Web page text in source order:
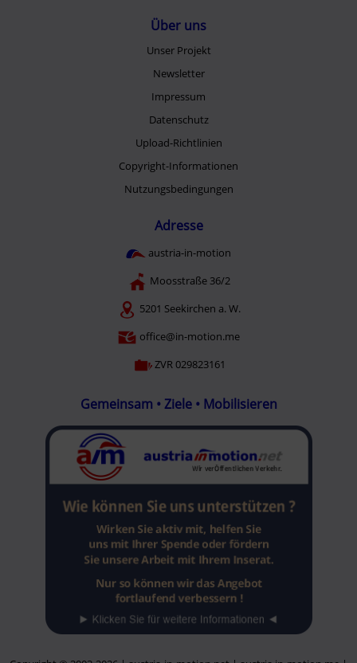
Über uns
Unser Projekt
Newsletter
Impressum
Datenschutz
Upload-Richtlinien
Copyright-Informationen
Nutzungsbedingungen
Adresse
austria-in-motion
Moosstraße 36/2
5201 Seekirchen a. W.
office@in-motion.me
ZVR 029823161
Gemeinsam • Ziele • Mobilisieren